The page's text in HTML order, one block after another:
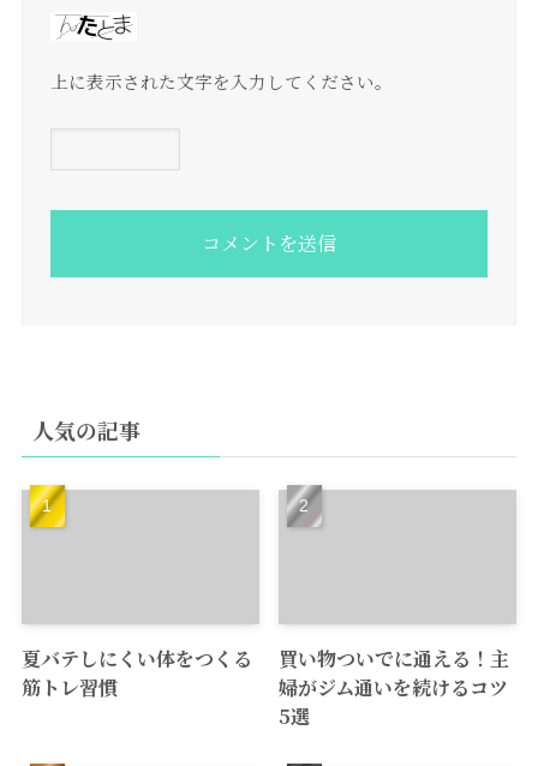
上に表示された文字を入力してください。
人気の記事
夏バテしにくい体をつくる
筋トレ習慣
買い物ついでに通える！主
婦がジム通いを続けるコツ
5選